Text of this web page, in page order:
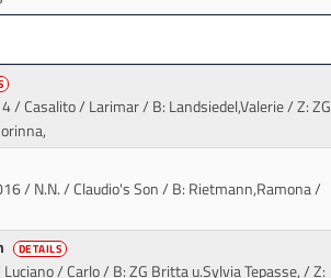
/ Casalito / Larimar/ B: Landsiedel,Valerie / Z: ZG
/ N.N. / Claudio's Son/ B: Rietmann,Ramona /
DETAILS
/ Carlo/ B: ZG Britta u.Sylvia Tepasse, / Z: